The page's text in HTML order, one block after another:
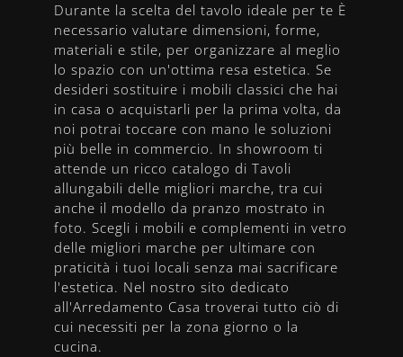
Durante la scelta del tavolo ideale per te È
necessario valutare dimensioni, forme,
materiali e stile, per organizzare al meglio
lo spazio con un'ottima resa estetica. Se
desideri sostituire i mobili classici che hai
in casa o acquistarli per la prima volta, da
noi potrai toccare con mano le soluzioni
più belle in commercio. In showroom ti
attende un ricco catalogo di Tavoli
allungabili delle migliori marche, tra cui
anche il modello da pranzo mostrato in
foto. Scegli i mobili e complementi in vetro
delle migliori marche per ultimare con
praticità i tuoi locali senza mai sacrificare
l'estetica. Nel nostro sito dedicato
all'Arredamento Casa troverai tutto ciò di
cui necessiti per la zona giorno o la
cucina.